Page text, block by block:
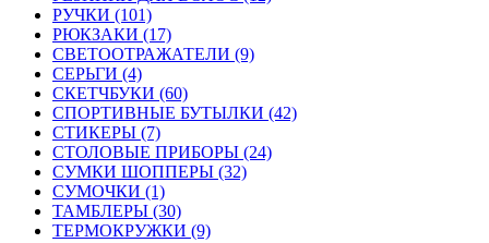
РУЧКИ (101)
РЮКЗАКИ (17)
СВЕТООТРАЖАТЕЛИ (9)
СЕРЬГИ (4)
СКЕТЧБУКИ (60)
СПОРТИВНЫЕ БУТЫЛКИ (42)
СТИКЕРЫ (7)
СТОЛОВЫЕ ПРИБОРЫ (24)
СУМКИ ШОППЕРЫ (32)
СУМОЧКИ (1)
ТАМБЛЕРЫ (30)
ТЕРМОКРУЖКИ (9)